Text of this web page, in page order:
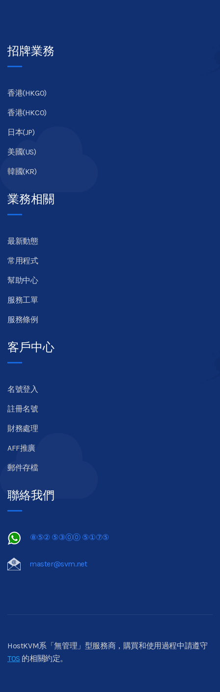
招牌業務
香港(HKGO)
香港(HKCO)
日本(JP)
美國(US)
韓國(KR)
業務相關
最新動態
常用程式
幫助中心
服務工單
服務條例
客戶中心
名號登入
註冊名號
財務處理
AFF推廣
郵件存檔
聯絡我們
⑧⑤② ⑤③⓪⓪ ⑤①⑦⑤
master@svm.net
HostKVM系「無管理」型服務商，購買和使用過程中請遵守
TOS 的相關約定。